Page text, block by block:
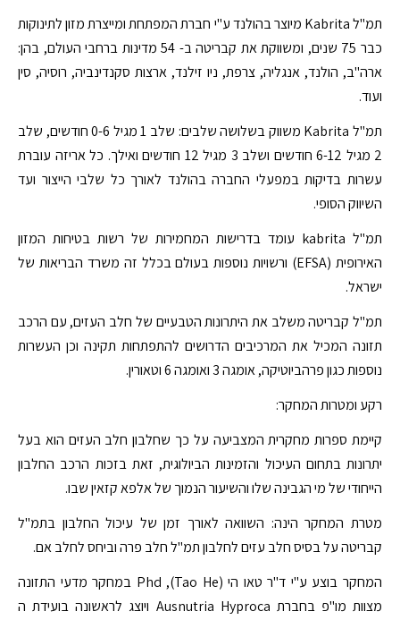
תמ"ל Kabrita מיוצר בהולנד ע"י חברת המפתחת ומייצרת מזון לתינוקות
כבר 75 שנים, ומשווקת את קבריטה ב- 54 מדינות ברחבי העולם, בהן:
ארה"ב, הולנד, אנגליה, צרפת, ניו זילנד, ארצות סקנדינביה, רוסיה, סין
ועוד.
תמ"ל Kabrita משווק בשלושה שלבים: שלב 1 מגיל 0-6 חודשים, שלב
2 מגיל 6-12 חודשים ושלב 3 מגיל 12 חודשים ואילך. כל אריזה עוברת
עשרות בדיקות במפעלי החברה בהולנד לאורך כל שלבי הייצור ועד
השיווק הסופי.
תמ"ל kabrita עומד בדרישות המחמירות של רשות בטיחות המזון
האירופית (EFSA) ורשויות נוספות בעולם בכלל זה משרד הבריאות של
ישראל.
תמ"ל קבריטה משלב את היתרונות הטבעיים של חלב העזים, עם הרכב
תזונה המכיל את המרכיבים הדרושים להתפתחות תקינה וכן העשרות
נוספות כגון פרהביוטיקה, אומגה 3 ואומגה 6 וטאורין.
רקע ומטרות המחקר:
קיימת ספרות מחקרית המצביעה על כך שחלבון חלב העזים הוא בעל
יתרונות בתחום העיכול והזמינות הביולוגית, זאת בזכות הרכב החלבון
הייחודי של מי הגבינה שלו והשיעור הנמוך של אלפא קזאין שבו.
מטרת המחקר הינה: השוואה לאורך זמן של עיכול החלבון בתמ"ל
קבריטה על בסיס חלב עזים לחלבון תמ"ל חלב פרה וביחס לחלב אם.
המחקר בוצע ע"י ד"ר טאו הי (Tao He), Phd במחקר מדעי התזונה
מצוות מו"פ בחברת Ausnutria Hyproca ויוצג לראשונה בועידת ה